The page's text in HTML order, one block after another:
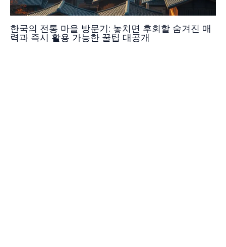
한국의 전통 마을 방문기: 놓치면 후회할 숨겨진 매
력과 즉시 활용 가능한 꿀팁 대공개